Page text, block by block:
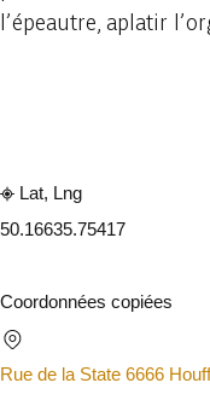
l’épeautre, aplatir
Lat, Lng
50.16635.75417
Coordonnées copiées
Rue de la State 6666